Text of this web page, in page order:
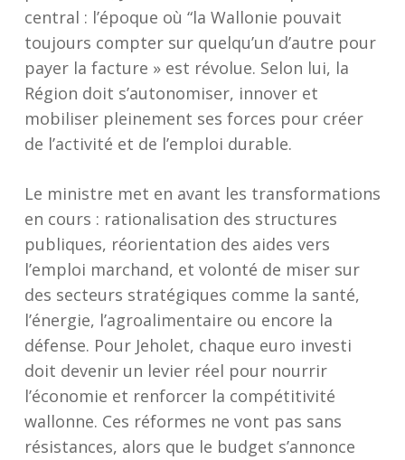
central : l’époque où “la Wallonie pouvait
toujours compter sur quelqu’un d’autre pour
payer la facture » est révolue. Selon lui, la
Région doit s’autonomiser, innover et
mobiliser pleinement ses forces pour créer
de l’activité et de l’emploi durable.
Le ministre met en avant les transformations
en cours : rationalisation des structures
publiques, réorientation des aides vers
l’emploi marchand, et volonté de miser sur
des secteurs stratégiques comme la santé,
l’énergie, l’agroalimentaire ou encore la
défense. Pour Jeholet, chaque euro investi
doit devenir un levier réel pour nourrir
l’économie et renforcer la compétitivité
wallonne. Ces réformes ne vont pas sans
résistances, alors que le budget s’annonce